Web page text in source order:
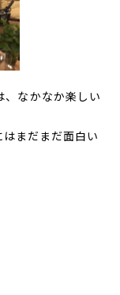
、なかなか楽しい
まだまだ面白い